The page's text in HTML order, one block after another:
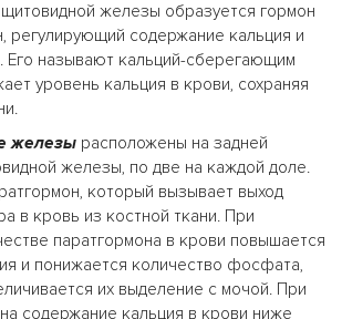
железы образуется гормон
регулирующий содержание кальция и
называют кальций-сберегающим
уровень кальция в крови, сохраняя
железы расположены на задней
железы, по две на каждой доле.
который вызывает выход
в кровь из костной ткани. При
паратгормона в крови повышается
и понижается количество фосфата,
их выделение с мочой. При
содержание кальция в крови ниже